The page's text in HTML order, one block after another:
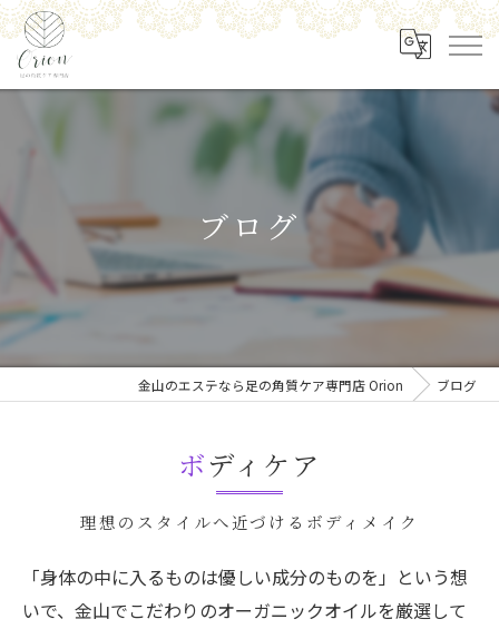
ブログ
金山のエステなら足の角質ケア専門店 Orion ブログ
ボディケア
理想のスタイルへ近づけるボディメイク
「身体の中に入るものは優しい成分のものを」という想
いで、金山でこだわりのオーガニックオイルを厳選して